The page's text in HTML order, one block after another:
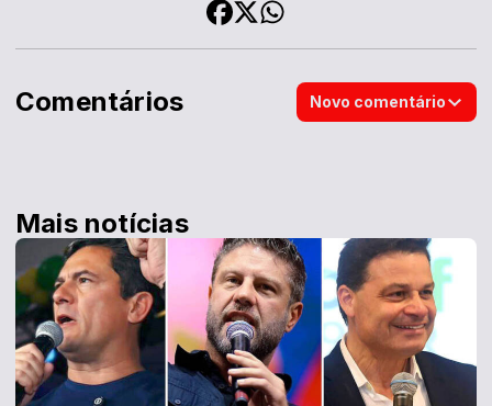
Comentários Novo comentário
Mais notícias